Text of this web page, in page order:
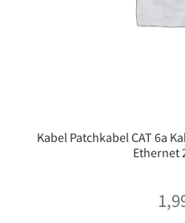
Kabel Patchkabel CAT 6a
Ethernet